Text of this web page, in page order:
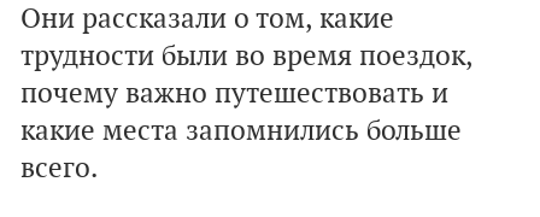
Они рассказали о том, какие
трудности были во время поездок,
почему важно путешествовать и
какие места запомнились больше
всего.